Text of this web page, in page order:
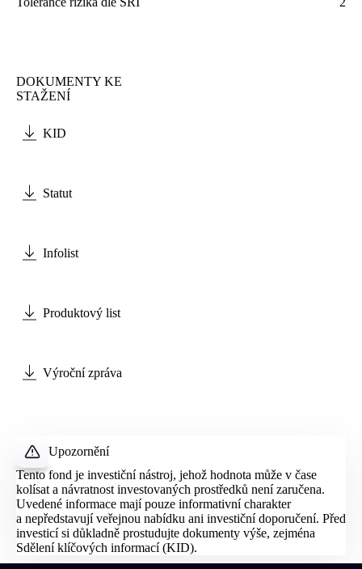
DOKUMENTY KE
STAŽENÍ
KID
Statut
Infolist
Produktový list
Výroční zpráva
Upozornění
Tento fond je investiční nástroj, jehož hodnota může v čase
kolísat a návratnost investovaných prostředků není zaručena.
Uvedené informace mají pouze informativní charakter
a nepředstavují veřejnou nabídku ani investiční doporučení. Před
investicí si důkladně prostudujte dokumenty výše, zejména
Sdělení klíčových informací (KID).